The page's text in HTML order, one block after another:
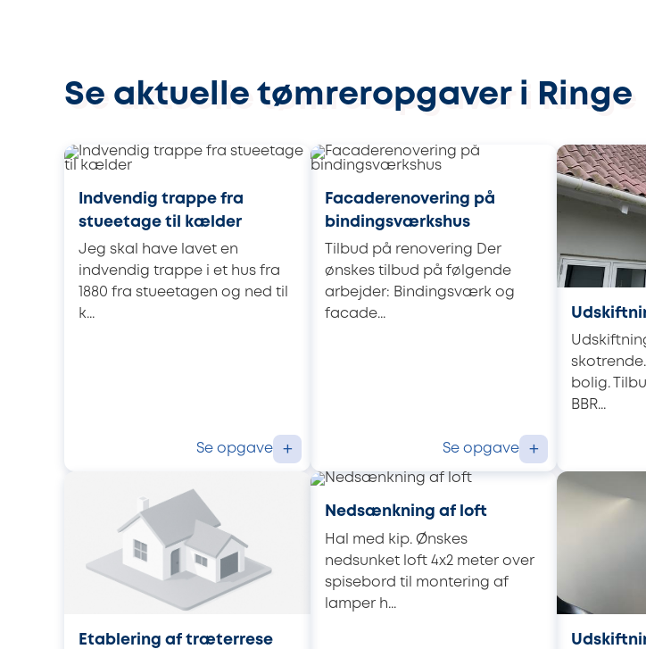
Se aktuelle tømreropgaver i Ringe
Indvendig trappe fra
stueetage til kælder
Jeg skal have lavet en
indvendig trappe i et hus fra
1880 fra stueetagen og ned til
k...
Se opgave +
Facaderenovering på
bindingsværkshus
Tilbud på renovering Der
ønskes tilbud på følgende
arbejder: Bindingsværk og
facade...
Se opgave +
bolig.
BBR...
Etablering af træterrese
Nedsænkning af loft
Hal med kip. Ønskes
nedsunket loft 4x2 meter over
spisebord til montering af
lamper h...